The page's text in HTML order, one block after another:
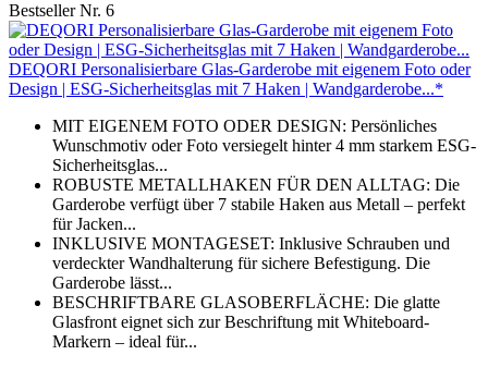
Bestseller Nr. 6
DEQORI Personalisierbare Glas-Garderobe mit eigenem Foto oder
Design | ESG-Sicherheitsglas mit 7 Haken | Wandgarderobe...*
MIT EIGENEM FOTO ODER DESIGN: Persönliches
Wunschmotiv oder Foto versiegelt hinter 4 mm starkem ESG-
Sicherheitsglas...
ROBUSTE METALLHAKEN FÜR DEN ALLTAG: Die
Garderobe verfügt über 7 stabile Haken aus Metall – perfekt
für Jacken...
INKLUSIVE MONTAGESET: Inklusive Schrauben und
verdeckter Wandhalterung für sichere Befestigung. Die
Garderobe lässt...
BESCHRIFTBARE GLASOBERFLÄCHE: Die glatte
Glasfront eignet sich zur Beschriftung mit Whiteboard-
Markern – ideal für...